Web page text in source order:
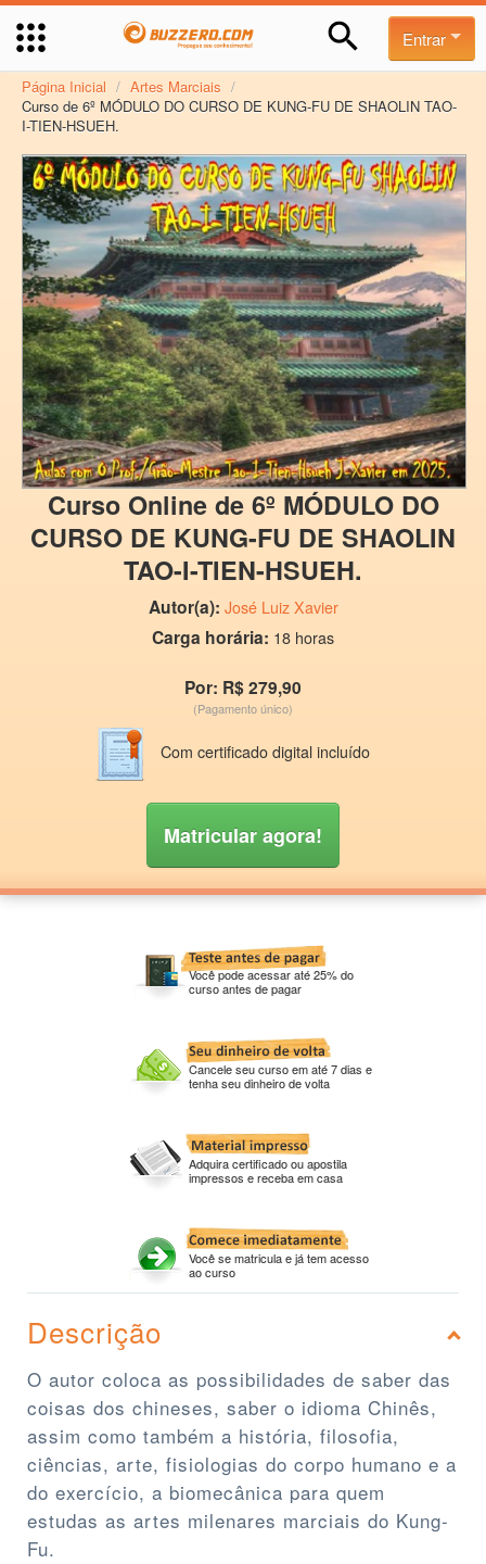
Entrar
Página Inicial / Artes Marciais /
Curso de 6º MÓDULO DO CURSO DE KUNG-FU DE SHAOLIN TAO-
I-TIEN-HSUEH.
Curso Online de 6º MÓDULO DO
CURSO DE KUNG-FU DE SHAOLIN
TAO-I-TIEN-HSUEH.
Autor(a): José Luiz Xavier
Carga horária: 18 horas
Por: R$ 279,90
(Pagamento único)
Com certificado digital incluído
Matricular agora!
Você pode acessar até 25% do
curso antes de pagar
Cancele seu curso em até 7 dias e
tenha seu dinheiro de volta
Adquira certificado ou apostila
impressos e receba em casa
Você se matricula e já tem acesso
ao curso
Descrição
O autor coloca as possibilidades de saber das
coisas dos chineses, saber o idioma Chinês,
assim como também a história, filosofia,
ciências, arte, fisiologias do corpo humano e a
do exercício, a biomecânica para quem
estudas as artes milenares marciais do Kung-
Fu.